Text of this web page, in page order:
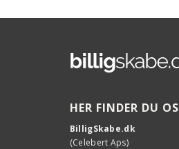
HER FINDER DU OS
BilligSkabe.dk
(Celebert Aps)